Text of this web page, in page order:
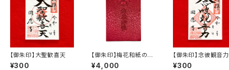
【御朱印】大聖歓喜天
¥300
【御朱印】梅花和紙の御
朱印帳(赤)
¥4,000
【御朱印】念彼観音力
¥300